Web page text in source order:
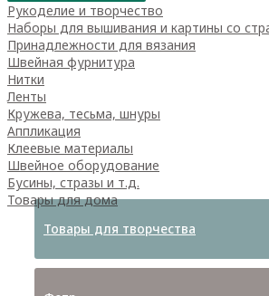
Рукоделие и творчество
Наборы для вышивания и картины со
Принадлежности для вязания
Швейная фурнитура
Нитки
Ленты
Кружева, тесьма, шнуры
Аппликация
Клеевые материалы
Швейное оборудование
Бусины, стразы и т.д.
Товары для дома
Товары для творчества